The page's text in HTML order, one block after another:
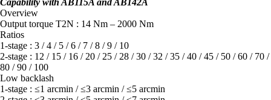
Capability with AB115A and AB142A
Overview
Output torque T2N : 14 Nm – 2000 Nm
Ratios
1-stage : 3 / 4 / 5 / 6 / 7 / 8 / 9 / 10
2-stage : 12 / 15 / 16 / 20 / 25 / 28 / 30 / 32 / 35 / 40 / 45 / 50 / 60 / 70 /
80 / 90 / 100
Low backlash
1-stage : ≤1 arcmin / ≤3 arcmin / ≤5 arcmin